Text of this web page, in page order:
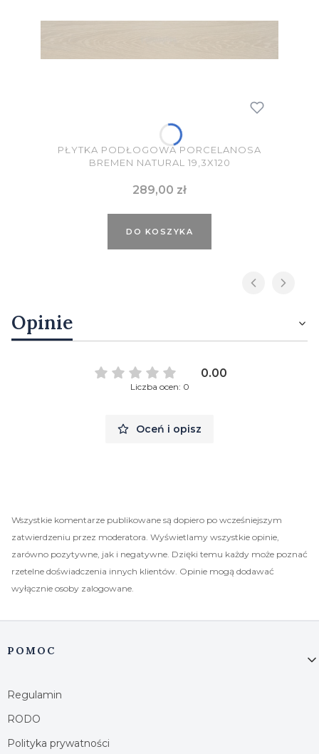
PŁYTKA PODŁOGOWA PORCELANOSA
BREMEN NATURAL 19,3X120
Cena
289,00 zł
DO KOSZYKA
Opinie
0.00
Liczba ocen: 0
Oceń i opisz
Wszystkie komentarze publikowane są dopiero po wcześniejszym
zatwierdzeniu przez moderatora. Wyświetlamy wszystkie opinie,
zarówno pozytywne, jak i negatywne. Dzięki temu każdy może poznać
rzetelne doświadczenia innych klientów. Opinie mogą dodawać
wyłącznie osoby zalogowane.
Linki w stopce
POMOC
Regulamin
RODO
Polityka prywatności